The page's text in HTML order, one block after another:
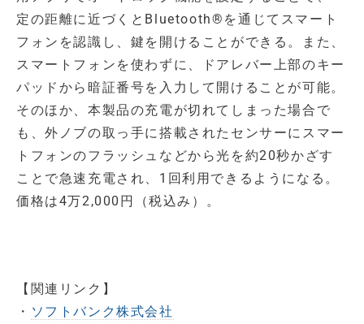
定の距離に近づくとBluetooth®を通じてスマート
フォンを認識し、鍵を開けることができる。また、
スマートフォンを使わずに、ドアレバー上部のキー
パッドから暗証番号を入力して開けることが可能。
そのほか、本製品の充電が切れてしまった場合で
も、外ノブの取っ手に搭載されたセンサーにスマー
トフォンのフラッシュなどから光を約20秒かざす
ことで急速充電され、1回利用できるようになる。
価格は4万2,000円（税込み）。
【関連リンク】
・ ソフトバンク株式会社